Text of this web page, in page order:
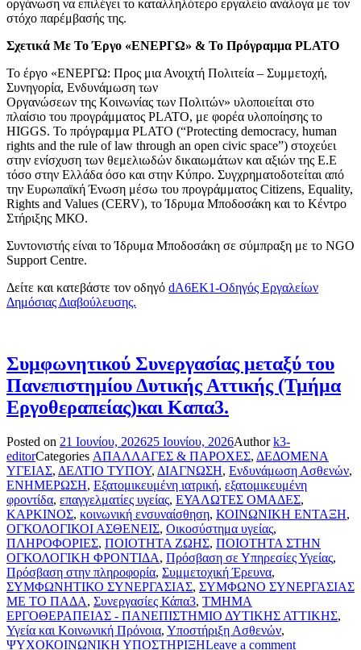
οργάνωση να επιλέγει το καταλληλότερο εργαλείο ανάλογα με τον
στόχο παρέμβασής της.
Σχετικά Με Το Έργο «ΕΝΕΡΓΩ» & Το Πρόγραμμα PLATO
Το έργο «ΕΝΕΡΓΩ: Προς μια Ανοιχτή Πολιτεία – Συμμετοχή,
Συνηγορία, Ενδυνάμωση των
Οργανώσεων της Κοινωνίας των Πολιτών» υλοποιείται στο
πλαίσιο του προγράμματος PLATO, με φορέα υλοποίησης το
HIGGS. Το πρόγραμμα PLATO (“Protecting democracy, human
rights and the rule of law through an open civic space”) στοχεύει
στην ενίσχυση των θεμελιωδών δικαιωμάτων και αξιών της Ε.Ε
τόσο στην Ελλάδα όσο και στην Κύπρο. Συγχρηματοδοτείται από
την Ευρωπαϊκή Ένωση μέσω του προγράμματος Citizens, Equality,
Rights and Values (CERV), το Ίδρυμα Μποδοσάκη και το Κέντρο
Στήριξης ΜΚΟ.
Συντονιστής είναι το Ίδρυμα Μποδοσάκη σε σύμπραξη με το NGO
Support Centre.
Δείτε και κατεβάστε τον οδηγό dA6EK1-Οδηγός Εργαλείων
Δημόσιας Διαβούλευσης.
Συμφωνητικού Συνεργασίας μεταξύ του
Πανεπιστημίου Δυτικής Αττικής (Τμήμα
Εργοθεραπείας)και Καπα3.
Posted on 21 Ιουνίου, 202625 Ιουνίου, 2026Authork3-
editorCategories ΑΠΑΛΛΑΓΕΣ & ΠΑΡΟΧΕΣ, ΔΕΔΟΜΕΝΑ
ΥΓΕΙΑΣ, ΔΕΛΤΙΟ ΤΥΠΟΥ, ΔΙΑΓΝΩΣΗ, Ενδυνάμωση Ασθενών,
ΕΝΗΜΕΡΩΣΗ, Εξατομικευμένη ιατρική, εξατομικευμένη
φροντίδα, επαγγελματίες υγείας, ΕΥΑΛΩΤΕΣ ΟΜΑΔΕΣ,
ΚΑΡΚΙΝΟΣ, κοινωνική ενσυναίσθηση, ΚΟΙΝΩΝΙΚΗ ΕΝΤΑΞΗ,
ΟΓΚΟΛΟΓΙΚΟΙ ΑΣΘΕΝΕΙΣ, Οικοσύστημα υγείας,
ΠΛΗΡΟΦΟΡΙΕΣ, ΠΟΙΟΤΗΤΑ ΖΩΗΣ, ΠΟΙΟΤΗΤΑ ΣΤΗΝ
ΟΓΚΟΛΟΓΙΚΗ ΦΡΟΝΤΙΔΑ, Πρόσβαση σε Υπηρεσίες Υγείας,
Πρόσβαση στην πληροφορία, Συμμετοχική Έρευνα,
ΣΥΜΦΩΝΗΤΙΚΟ ΣΥΝΕΡΓΑΣΙΑΣ, ΣΥΜΦΩΝΟ ΣΥΝΕΡΓΑΣΙΑΣ
ΜΕ ΤΟ ΠΑΔΑ, Συνεργασίες Κάπα3, ΤΜΗΜΑ
ΕΡΓΟΘΕΡΑΠΕΙΑΣ - ΠΑΝΕΠΙΣΤΗΜΙΟ ΔΥΤΙΚΗΣ ΑΤΤΙΚΗΣ,
Υγεία και Κοινωνική Πρόνοια, Υποστήριξη Ασθενών,
ΨΥΧΟΚΟΙΝΩΝΙΚΗ ΥΠΟΣΤΗΡΙΞΗLeave a comment